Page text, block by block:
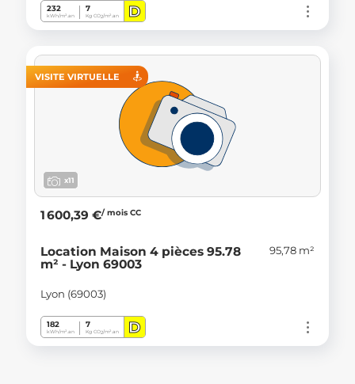
232
kWh/m².an
7
Kg CO2/m².an D
VISITE VIRTUELLE
x11
1 600,39 €/ mois CC
Location Maison 4 pièces 95.78
m² - Lyon 69003
95,78 m²
Lyon (69003)
182
kWh/m².an
7
Kg CO2/m².an D